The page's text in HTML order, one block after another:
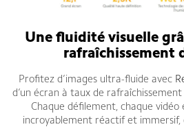
Une fluidité visuelle
rafraîchissement
Profitez d’images ultra-fluide avec
d’un écran à taux de
Chaque défilement, chaque vidéo
incroyablement réactif et